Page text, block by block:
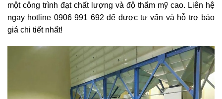
một công trình đạt chất lượng và độ thẩm mỹ cao. Liên hệ
ngay hotline 0906 991 692 để được tư vấn và hỗ trợ báo
giá chi tiết nhất!